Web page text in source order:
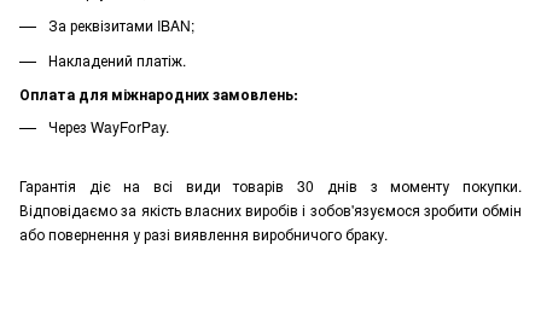
За реквізитами IBAN;
Накладений платіж.
Оплата для міжнародних замовлень:
Через WayForPay.
Гарантія діє на всі види товарів 30 днів з моменту покупки.
Відповідаємо за якість власних виробів і зобов'язуємося зробити обмін
або повернення у разі виявлення виробничого браку.